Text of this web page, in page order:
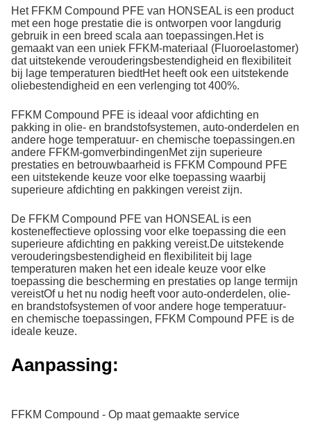
Het FFKM Compound PFE van HONSEAL is een product
met een hoge prestatie die is ontworpen voor langdurig
gebruik in een breed scala aan toepassingen.Het is
gemaakt van een uniek FFKM-materiaal (Fluoroelastomer)
dat uitstekende verouderingsbestendigheid en flexibiliteit
bij lage temperaturen biedtHet heeft ook een uitstekende
oliebestendigheid en een verlenging tot 400%.
FFKM Compound PFE is ideaal voor afdichting en
pakking in olie- en brandstofsystemen, auto-onderdelen en
andere hoge temperatuur- en chemische toepassingen.en
andere FFKM-gomverbindingenMet zijn superieure
prestaties en betrouwbaarheid is FFKM Compound PFE
een uitstekende keuze voor elke toepassing waarbij
superieure afdichting en pakkingen vereist zijn.
De FFKM Compound PFE van HONSEAL is een
kosteneffectieve oplossing voor elke toepassing die een
superieure afdichting en pakking vereist.De uitstekende
verouderingsbestendigheid en flexibiliteit bij lage
temperaturen maken het een ideale keuze voor elke
toepassing die bescherming en prestaties op lange termijn
vereistOf u het nu nodig heeft voor auto-onderdelen, olie-
en brandstofsystemen of voor andere hoge temperatuur-
en chemische toepassingen, FFKM Compound PFE is de
ideale keuze.
Aanpassing:
FFKM Compound - Op maat gemaakte service